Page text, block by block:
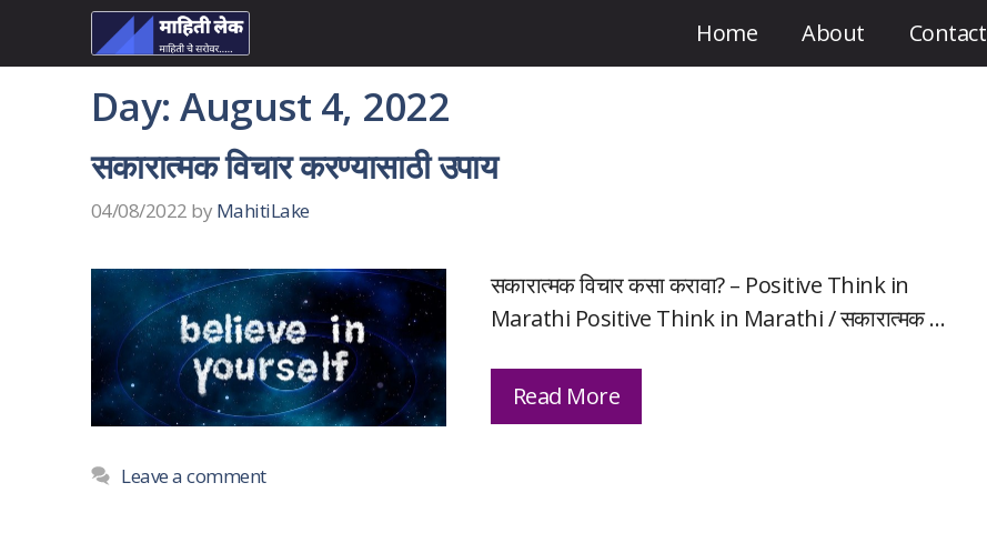
Home About Contact
Day:August 4, 2022
सकारात्मक विचार करण्यासाठी उपाय
04/08/2022 by MahitiLake
सकारात्मक विचार कसा करावा? – Positive Think in
Marathi Positive Think in Marathi / सकारात्मक …
Read More
Leave a comment